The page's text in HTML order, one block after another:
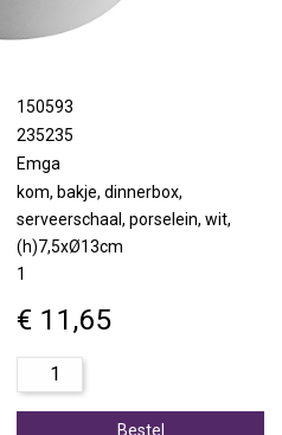
150593
235235
Emga
kom, bakje, dinnerbox,
serveerschaal, porselein, wit,
(h)7,5xØ13cm
1
€ 11,65
Bestel